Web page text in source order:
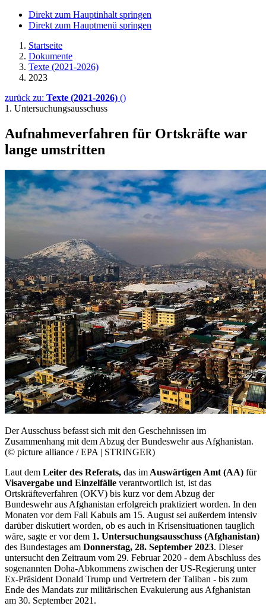
Direkt zum Hauptinhalt springen
Direkt zum Hauptmenü springen
Startseite
Dokumente
Texte (2021-2026)
2023
zurück zu: Texte (2021-2026) ()
1. Untersuchungsausschuss
Aufnahmeverfahren für Ortskräfte war
lange umstritten
Der Ausschuss befasst sich mit den Geschehnissen im
Zusammenhang mit dem Abzug der Bundeswehr aus Afghanistan.
(© picture alliance / EPA | STRINGER)
Laut dem Leiter des Referats, das im Auswärtigen Amt (AA) für
Visavergabe und Einzelfälle verantwortlich ist, ist das
Ortskräfteverfahren (OKV) bis kurz vor dem Abzug der
Bundeswehr aus Afghanistan erfolgreich praktiziert worden. In den
Monaten vor dem Fall Kabuls am 15. August sei außerdem intensiv
darüber diskutiert worden, ob es auch in Krisensituationen tauglich
wäre, sagte er vor dem 1. Untersuchungsausschuss (Afghanistan)
des Bundestages am Donnerstag, 28. September 2023. Dieser
untersucht den Zeitraum vom 29. Februar 2020 - dem Abschluss des
sogenannten Doha-Abkommens zwischen der US-Regierung unter
Ex-Präsident Donald Trump und Vertretern der Taliban - bis zum
Ende des Mandats zur militärischen Evakuierung aus Afghanistan
am 30. September 2021.